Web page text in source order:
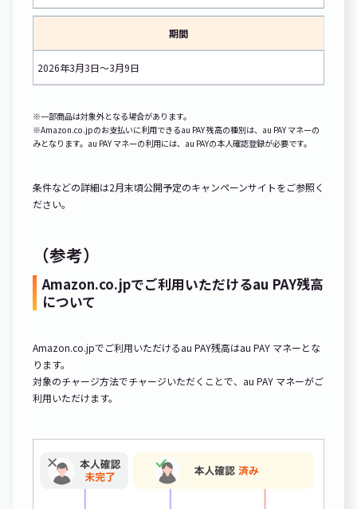
期間
2026年3月3日～3月9日
※一部商品は対象外となる場合があります。
※Amazon.co.jpのお支払いに利用できるau PAY 残高の種別は、au PAY マネーの
みとなります。au PAY マネーの利用には、au PAYの本人確認登録が必要です。
条件などの詳細は2月末頃公開予定のキャンペーンサイトをご参照く
ださい。
（参考）
Amazon.co.jpでご利用いただけるau PAY残高
について
Amazon.co.jpでご利用いただけるau PAY残高はau PAY マネーとな
ります。
対象のチャージ方法でチャージいただくことで、au PAY マネーがご
利用いただけます。